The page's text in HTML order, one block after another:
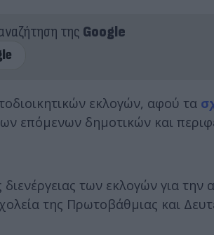
της Google
εκλογών, αφού τα
επόμενων δημοτικών και
των εκλογών για την
της Πρωτοβάθμιας και